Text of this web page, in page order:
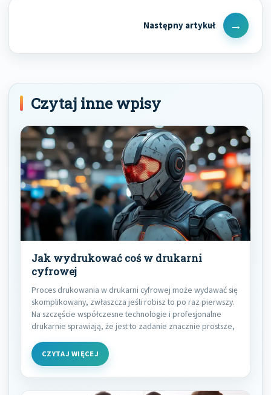
Next
Post
Czytaj inne wpisy
Jak wydrukować coś w drukarni
cyfrowej
Proces drukowania w drukarni cyfrowej może wydawać się
skomplikowany, zwłaszcza jeśli robisz to po raz pierwszy.
Na szczęście współczesne technologie i profesjonalne
drukarnie sprawiają, że jest to zadanie znacznie prostsze,
CZYTAJ WIĘCEJ